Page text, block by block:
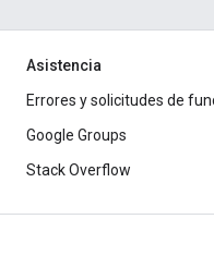
Asistencia
Errores y solicitudes de
Google Groups
Stack Overflow